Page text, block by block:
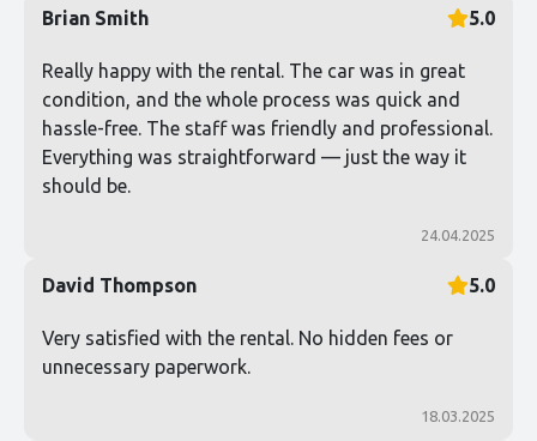
Brian Smith 5.0
Really happy with the rental. The car was in great
condition, and the whole process was quick and
hassle-free. The staff was friendly and professional.
Everything was straightforward — just the way it
should be.
24.04.2025
David Thompson 5.0
Very satisfied with the rental. No hidden fees or
unnecessary paperwork.
18.03.2025